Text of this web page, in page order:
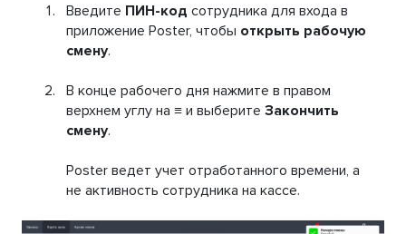
Введите ПИН-код сотрудника для входа в
приложение Poster, чтобы открыть рабочую
смену.
В конце рабочего дня нажмите в правом
верхнем углу на ≡ и выберите Закончить
смену.
Poster ведет учет отработанного времени, а
не активность сотрудника на кассе.